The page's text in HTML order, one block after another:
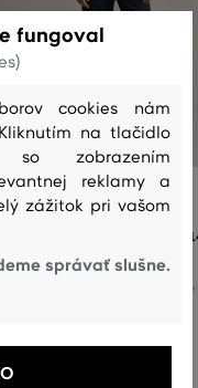
GANT REG JEANS
veľkosti:
+13 ďalšie
fungoval
cookies nám
na tlačidlo
zobrazením
reklamy a
zážitok pri vašom
správať slušne.